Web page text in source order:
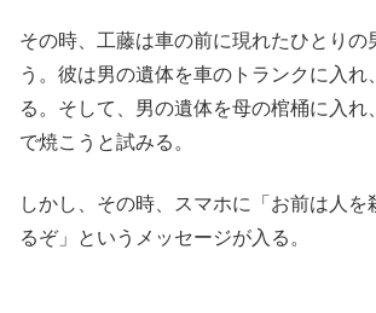
その時、工藤は車の前に現れたひとりの
う。彼は男の遺体を車のトランクに入れ
る。そして、男の遺体を母の棺桶に入れ
で焼こうと試みる。
しかし、その時、スマホに「お前は人を
るぞ」というメッセージが入る。